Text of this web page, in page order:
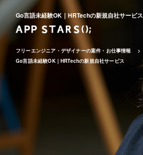
Go言語未経験OK｜HRTechの新規自社サービス
フリーエンジニア・デザイナーの案件・お仕事情報
Go言語未経験OK｜HRTechの新規自社サービス